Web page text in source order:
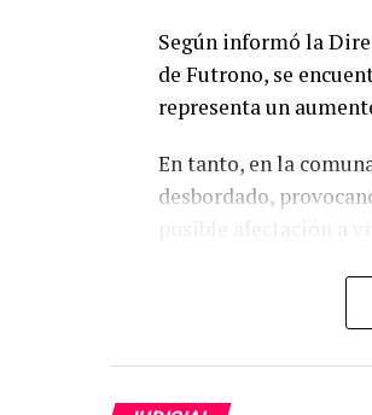
Según informó la
de Futrono, se
representa un
En tanto, en la
desbordado,
La Alerta Roja